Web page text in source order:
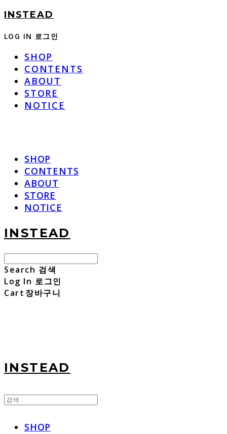
INSTEAD
LOG IN 로그인
SHOP
CONTENTS
ABOUT
STORE
NOTICE
SHOP
CONTENTS
ABOUT
STORE
NOTICE
INSTEAD
Search 검색
Log In 로그인
Cart 장바구니
INSTEAD
SHOP